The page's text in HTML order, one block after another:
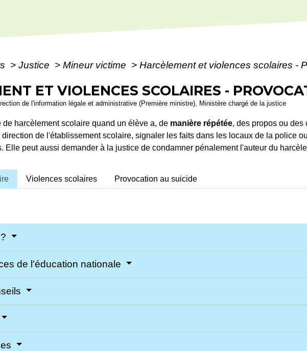
> Justice > Mineur victime > Harcèlement et violences scolaires -
ET VIOLENCES SCOLAIRES -
de l'information légale et administrative (Première ministre), Ministère chargé de la justice
de harcèlement scolaire quand un élève a, de manière répétée, des propos ou des
de l'établissement scolaire, signaler les faits dans les locaux de la police
Elle peut aussi demander à la justice de condamner pénalement l'auteur du
Violences scolaires Provocation au suicide
de l'éducation nationale